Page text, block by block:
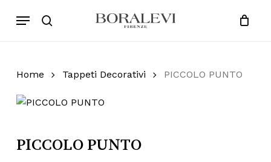
Products
search
Menu
Cart Close
Home Tappeti Decorativi PICCOLO PUNTO
PICCOLO PUNTO